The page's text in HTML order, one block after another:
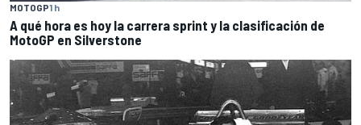
MOTOGP1 h
A qué hora es hoy la carrera sprint y la clasificación de
MotoGP en Silverstone